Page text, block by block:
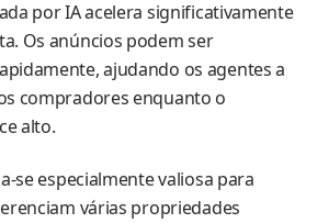
por IA acelera significativamente
Os anúncios podem ser
ajudando os agentes a
compradores enquanto o
alto.
se especialmente valiosa para
várias propriedades